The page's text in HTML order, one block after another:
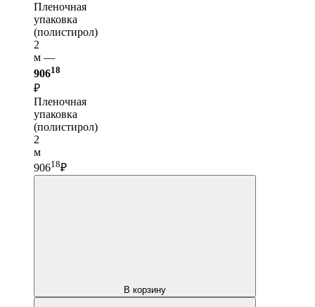
Пленочная
упаковка
(полистирол)
2
м —
90618
₽
Пленочная
упаковка
(полистирол)
2
м
90618₽
В корзину